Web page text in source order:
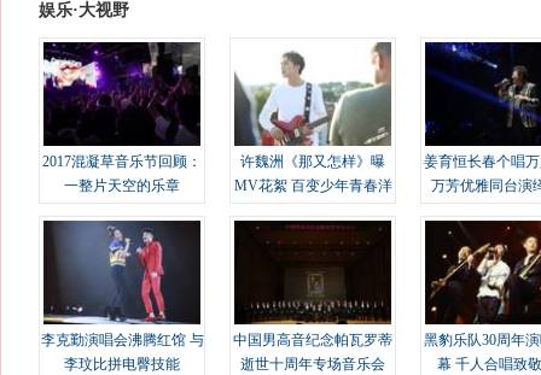
娱乐·大视野
2017混凝草音乐节回顾：
一整片天空的乐章
许魏洲《那又怎样》曝
MV花絮 百变少年青春洋
姜育恒长春个唱
万芳优雅同台演
李克勤演唱会沸腾红馆 与
李玟比拼电臀技能
中国男高音纪念帕瓦罗蒂
逝世十周年专场音乐会
黑豹乐队30周年
幕 千人合唱致